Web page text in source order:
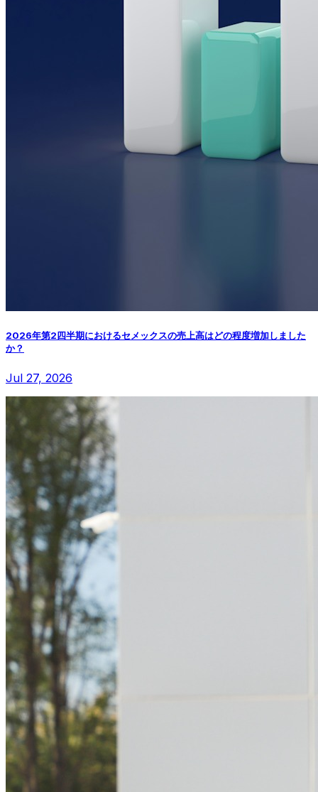
2026年第2四半期におけるセメックスの売上高はどの程度増加しました
か？
Jul 27, 2026